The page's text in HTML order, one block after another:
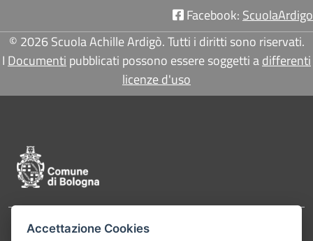
Facebook: ScuolaArdigo
© 2026 Scuola Achille Ardigò. Tutti i diritti sono riservati.
I Documenti pubblicati possono essere soggetti adifferenti
licenze d'uso
Accettazione Cookies